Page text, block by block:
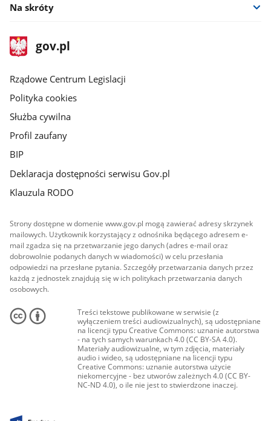
Na skróty
stopka
gov.plStrona
gov.pl
Rządowe Centrum Legislacji
Polityka cookies
Służba cywilna
Profil zaufany
BIP
Deklaracja dostępności serwisu Gov.pl
Klauzula RODO
Strony dostępne w domenie www.gov.pl mogą zawierać adresy skrzynek
mailowych. Użytkownik korzystający z odnośnika będącego adresem e-
mail zgadza się na przetwarzanie jego danych (adres e-mail oraz
dobrowolnie podanych danych w wiadomości) w celu przesłania
odpowiedzi na przesłane pytania. Szczegóły przetwarzania danych przez
każdą z jednostek znajdują się w ich politykach przetwarzania danych
osobowych.
Treści tekstowe publikowane w serwisie (z
wyłączeniem treści audiowizualnych), są udostępniane
na licencji typu Creative Commons: uznanie autorstwa
- na tych samych warunkach 4.0 (CC BY-SA 4.0).
Materiały audiowizualne, w tym zdjęcia, materiały
audio i wideo, są udostępniane na licencji typu
Creative Commons: uznanie autorstwa użycie
niekomercyjne - bez utworów zależnych 4.0 (CC BY-
NC-ND 4.0), o ile nie jest to stwierdzone inaczej.